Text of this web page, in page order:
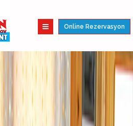
Online Rezervasyon